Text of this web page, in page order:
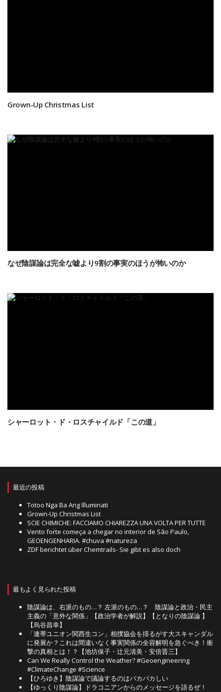
Grown-Up Christmas List
なぜ陰謀論は完全な嘘より9割の事実のほうが怖いのか
シャーロット・ド・ロスチャイルド「この道」
最近の投稿
Totoo Nga Ba Ang Illuminati
Grown-Up Christmas List
SCIE CHIMICHE: FACCIAMO CHIAREZZA UNA VOLTA PER TUTTE
Vento forte começa a chegar no interior de São Paulo,
GEOENGENHARIA. #chuva #natureza
ZDF berichtet über Chemtrails- Sie gibt es also doch
最もよく見られた投稿
陰謀論は、右派のもの…？ 左派のもの…？ 陰謀論と政治・民主
主義の「意外な関係」【政治学者が解説】【となりの陰謀論 】
【烏谷昌幸】
「連帯ユニオン関西生コン」相撲協会を揺るがす大スキャンダル
に発展か？これは間違いなく事実関係の全容解明を急ぐべき！衝
撃の真相とは！？【池坊保子・辻元清美・安倍晋三】
Can We Really Control the Weather? #Geoengineering
#ClimateChange #Science
【ひろゆき】陰謀論で議論するのはバカバカしい
【ゆっくり陰謀論】ドラコニアンからのメッセージを語るぜ！